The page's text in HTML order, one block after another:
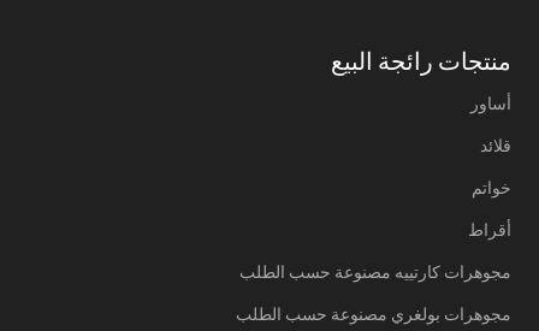
منتجات رائجة البيع
أساور
قلائد
خواتم
أقراط
مجوهرات كارتييه مصنوعة حسب الطلب
مجوهرات بولغري مصنوعة حسب الطلب